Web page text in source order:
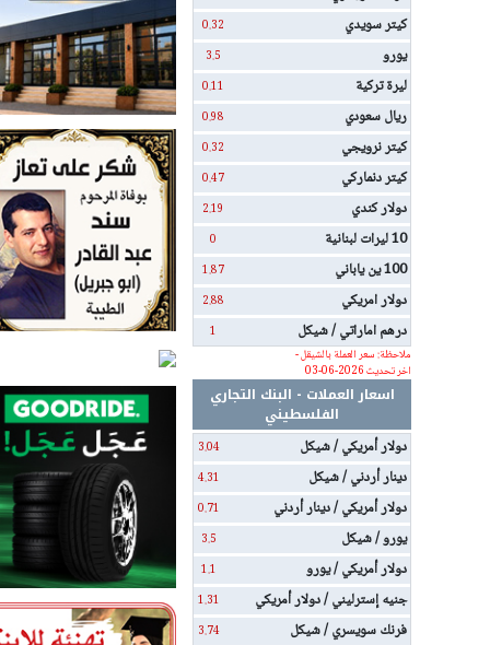
كيتر سويدي 0.32
يورو 3.5
ليرة تركية 0.11
ريال سعودي 0.98
كيتر نرويجي 0.32
كيتر دنماركي 0.47
دولار كندي 2.19
10 ليرات لبنانية 0
100 ين ياباني 1.87
دولار امريكي 2.88
درهم اماراتي / شيكل
1
ملاحظة: سعر العملة بالشيقل -
اخر تحديث 2026-06-03
اسعار العملات - البنك التجاري
الفلسطيني
دولار أمريكي / شيكل
3.04
دينار أردني / شيكل 4.31
دولار أمريكي / دينار أردني 0.71
يورو / شيكل 3.5
دولار أمريكي / يورو 1.1
جنيه إسترليني / دولار أمريكي 1.31
فرنك سويسري / شيكل 3.74